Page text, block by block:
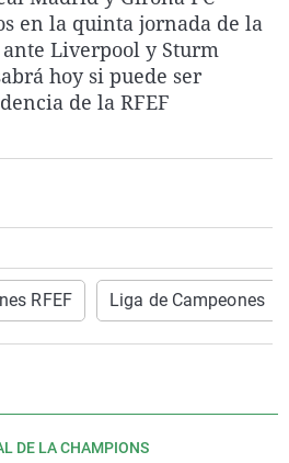
La rosa de los vientos
Gente viajera
Como el perro y el
Caso
Retornados
Equipo de
Extremadura
Galicia
La Rioja
Virales
Televisión
Elecciones
en la quinta jornada de la
Liverpool y Sturm
hoy si puede ser
de la RFEF
RFEF Liga de Campeones
DE LA CHAMPIONS